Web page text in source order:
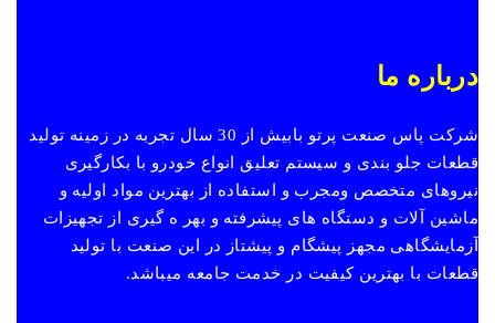
درباره ما
شرکت پاس صنعت پرتو بابیش از 30 سال تجربه در زمینه تولید
قطعات جلو بندی و سیستم تعلیق انواع خودرو با بکارگیری
نیروهای متخصص ومجرب و استفاده از بهترین مواد اولیه و
ماشین آلات و دستگاه های پیشرفته و بهر ه گیری از تجهیزات
آزمایشگاهی مجهز پیشگام و پیشتاز در این صنعت با تولید
قطعات با بهترین کیفیت در خدمت جامعه میباشد.